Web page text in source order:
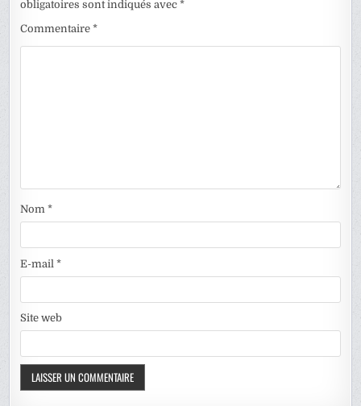
obligatoires sont indiqués avec*
Commentaire*
Nom*
E-mail*
Site web